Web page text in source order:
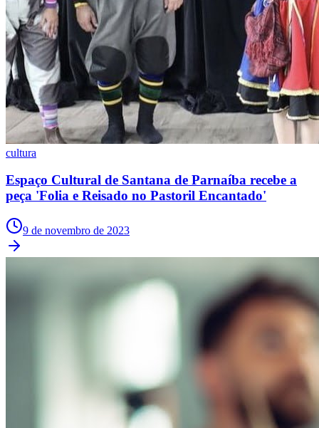
Vasco
cultura
Espaço Cultural de Santana de Parnaíba recebe a
peça 'Folia e Reisado no Pastoril Encantado'
9 de novembro de 2023